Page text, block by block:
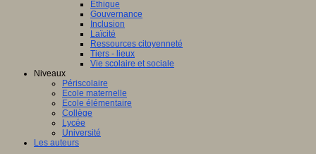
Ethique
Gouvernance
Inclusion
Laïcité
Ressources citoyenneté
Tiers - lieux
Vie scolaire et sociale
Niveaux
Périscolaire
Ecole maternelle
Ecole élémentaire
Collège
Lycée
Université
Les auteurs